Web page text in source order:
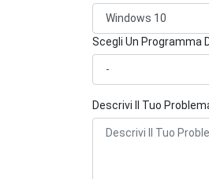
Scegli Un Programma
Descrivi Il Tuo